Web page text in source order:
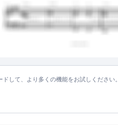
して、より多くの機能をお試しください。